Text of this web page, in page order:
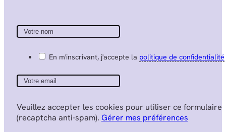
En m'inscrivant, j'accepte la politique de confidentialité
Veuillez accepter les cookies pour utiliser ce formulaire
(recaptcha anti-spam). Gérer mes préférences